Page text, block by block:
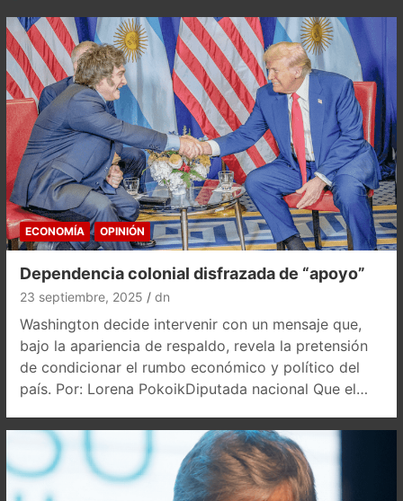
ECONOMÍA OPINIÓN
Dependencia colonial disfrazada de “apoyo”
23 septiembre, 2025 dn
Washington decide intervenir con un mensaje que,
bajo la apariencia de respaldo, revela la pretensión
de condicionar el rumbo económico y político del
país. Por: Lorena PokoikDiputada nacional Que el…